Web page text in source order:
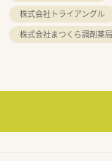
株式会社トライアングル
株式会社まつくら調剤薬局